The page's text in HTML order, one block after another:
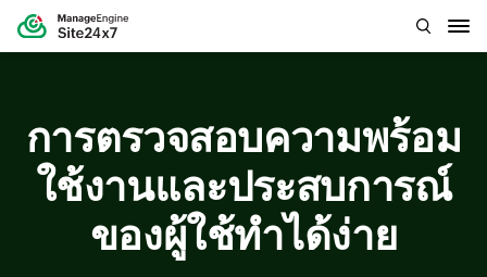
การตรวจสอบความพร้อม
ใช้งานและประสบการณ์
ของผู้ใช้ทำได้ง่าย